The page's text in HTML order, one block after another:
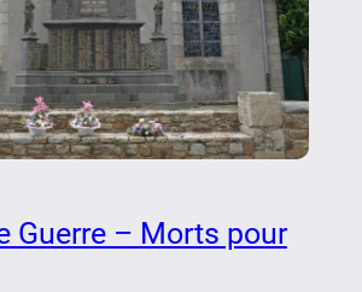
Guerre – Morts pour